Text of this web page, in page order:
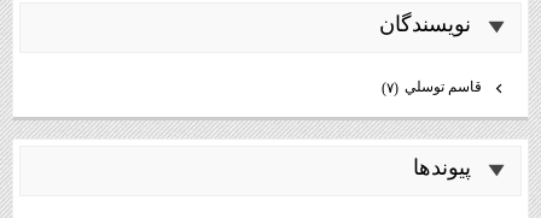
نويسندگان
قاسم توسلي (۷)
پيوندها